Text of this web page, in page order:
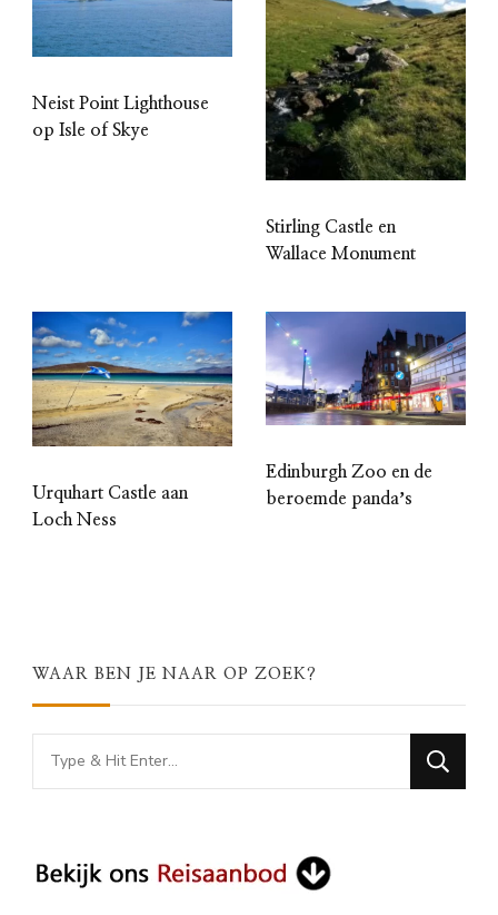
Neist Point Lighthouse
op Isle of Skye
Stirling Castle en
Wallace Monument
Urquhart Castle aan
Loch Ness
Edinburgh Zoo en de
beroemde pandaʼs
WAAR BEN JE NAAR OP ZOEK?
Looking
for